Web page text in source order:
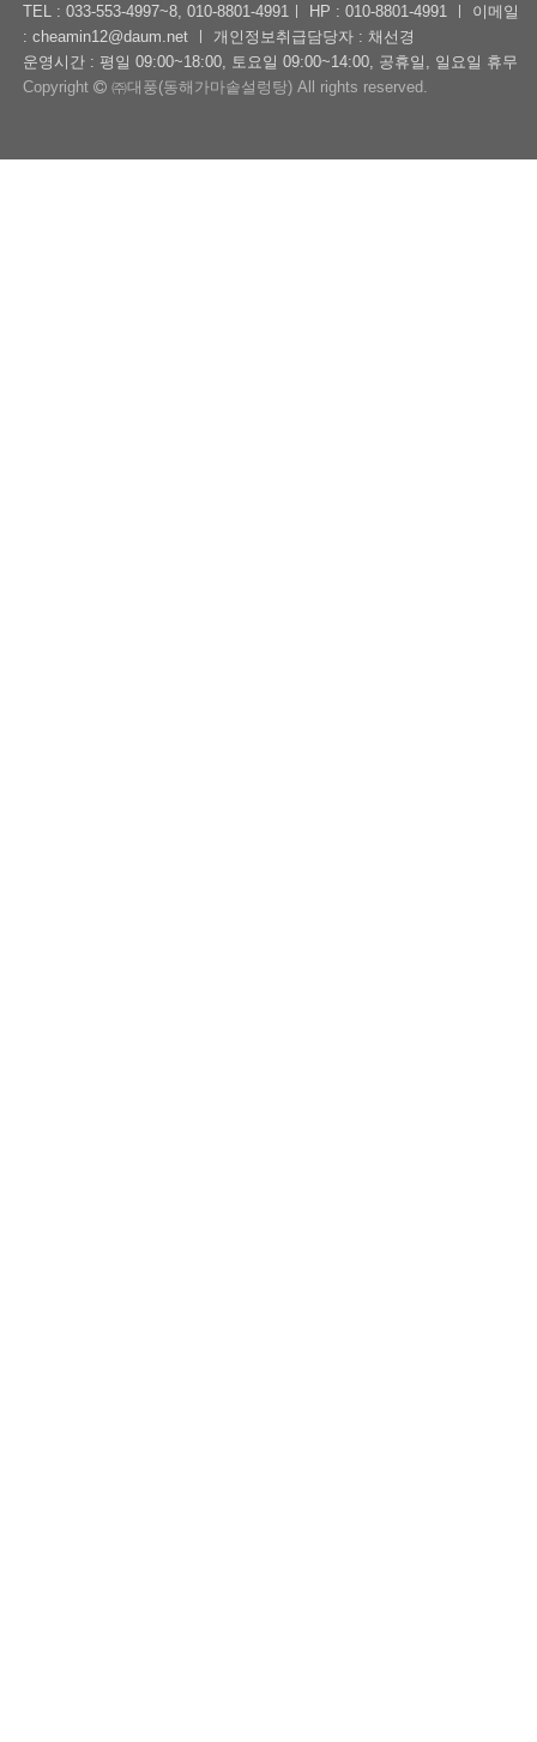
TEL : 033-553-4997~8, 010-8801-4991 ㅣ HP : 010-8801-4991 ㅣ 이메일
: cheamin12@daum.net
ㅣ 개인정보취급담당자 : 채선경
운영시간 : 평일 09:00~18:00, 토요일 09:00~14:00, 공휴일, 일요일 휴무
Copyright
㈜대풍(동해가마솥설렁탕) All rights reserved.